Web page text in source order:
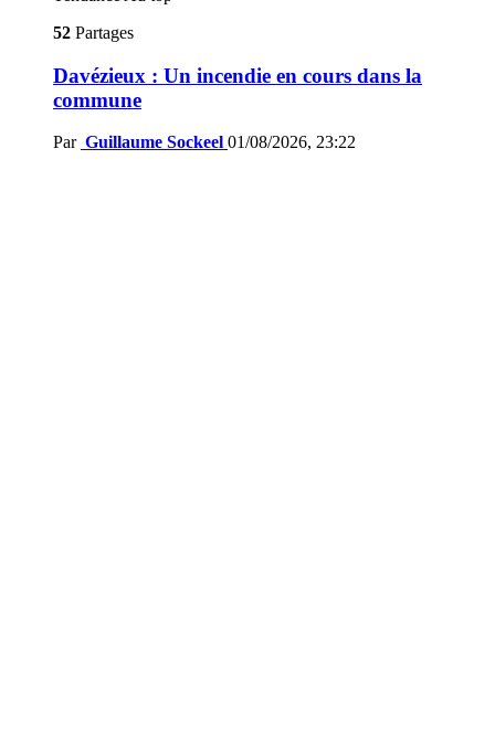
52 Partages
Davézieux : Un incendie en cours dans la
commune
Par Guillaume Sockeel 01/08/2026, 23:22